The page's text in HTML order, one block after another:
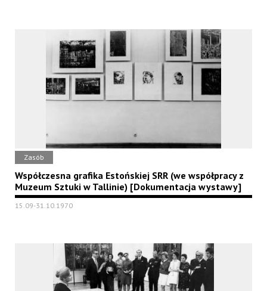
Zasób
Współczesna grafika Estońskiej SRR (we współpracy z
Muzeum Sztuki w Tallinie) [Dokumentacja wystawy]
15.09-31.10.1970